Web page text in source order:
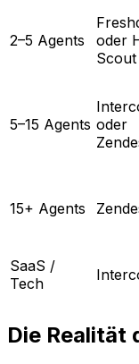
2–5 Agents
oder
Scout
5–15 Agents oder
15+ Agents
SaaS /
Tech
Die Realität